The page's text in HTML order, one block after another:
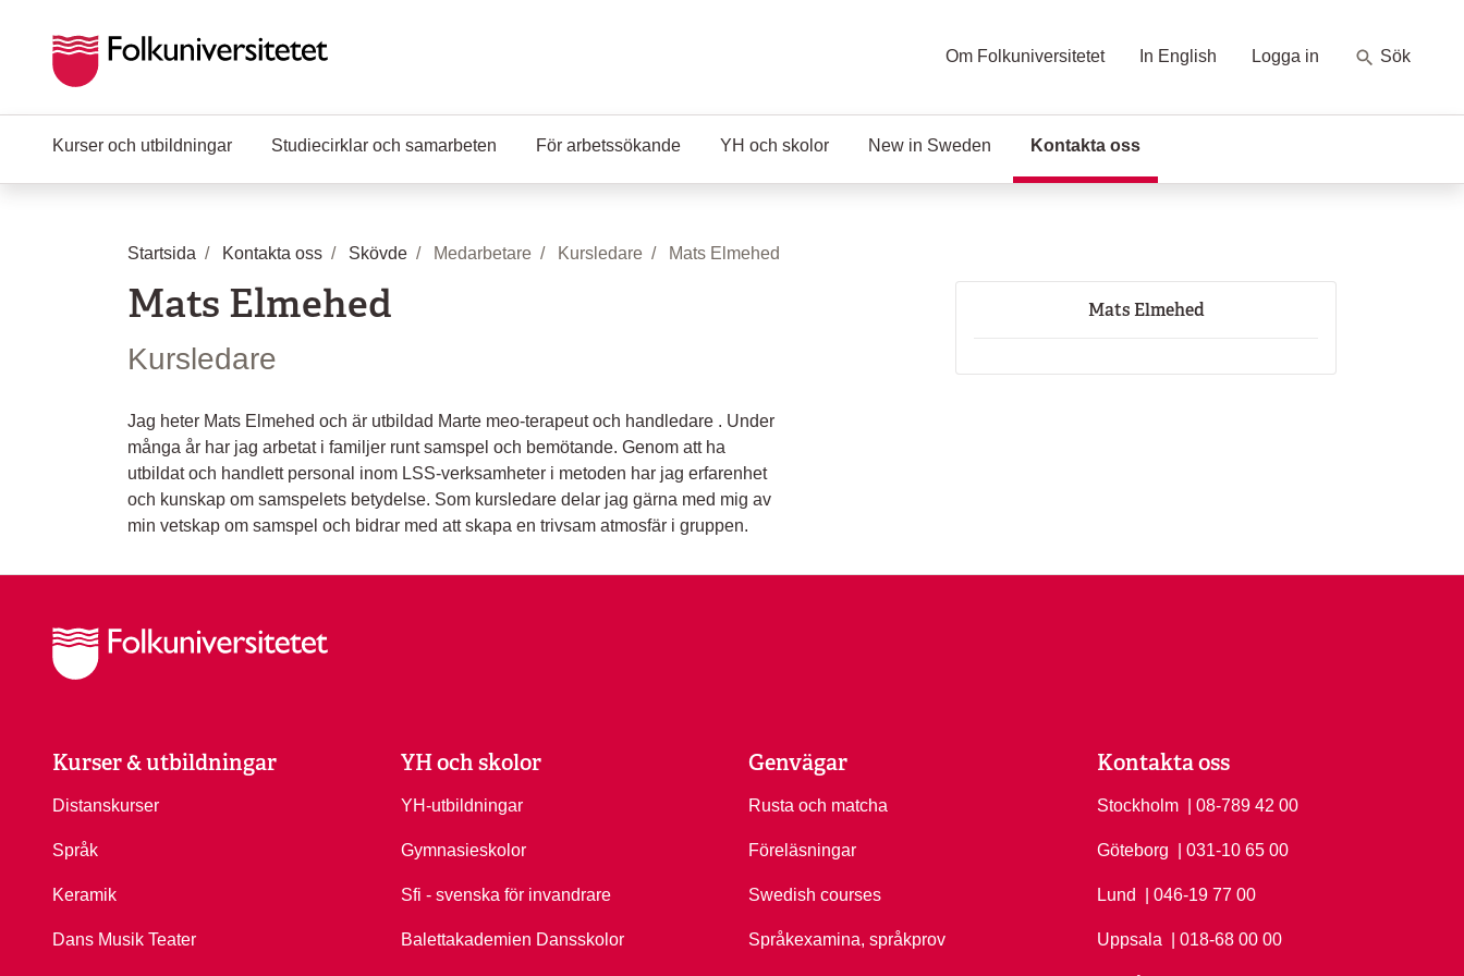
Om Folkuniversitetet In English Logga in Sök
Kurser och utbildningar Studiecirklar och samarbeten För arbetssökande YH och skolor New in Sweden Kontakta oss
Startsida Kontakta oss Skövde Medarbetare Kursledare Mats Elmehed
Mats Elmehed
Kursledare
Jag heter Mats Elmehed och är utbildad Marte meo-terapeut och handledare . Under
många år har jag arbetat i familjer runt samspel och bemötande. Genom att ha
utbildat och handlett personal inom LSS-verksamheter i metoden har jag erfarenhet
och kunskap om samspelets betydelse. Som kursledare delar jag gärna med mig av
min vetskap om samspel och bidrar med att skapa en trivsam atmosfär i gruppen.
Mats Elmehed
Kurser & utbildningar
Distanskurser
Språk
Keramik
Dans Musik Teater
YH och skolor
YH-utbildningar
Gymnasieskolor
Sfi - svenska för invandrare
Balettakademien Dansskolor
Genvägar
Rusta och matcha
Föreläsningar
Swedish courses
Språkexamina, språkprov
Kontakta oss
Stockholm Ring Stockholm på
| 08-789 42 00
Göteborg Ring Göteborg på
| 031-10 65 00
Lund Ring Lund på
| 046-19 77 00
Uppsala Ring Uppsala på
| 018-68 00 00